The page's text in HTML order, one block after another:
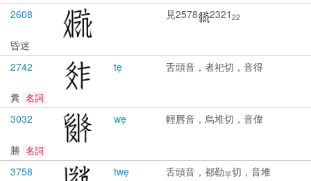
2608 見2578 2321 22
昏迷
2742
tẹ 舌頭音，者祀切，音得
糞 名詞
3032 wẹ 輕唇音，烏堆切，音偉
勝 名詞
3758 twẹ 舌頭音，都勒平切，音堆